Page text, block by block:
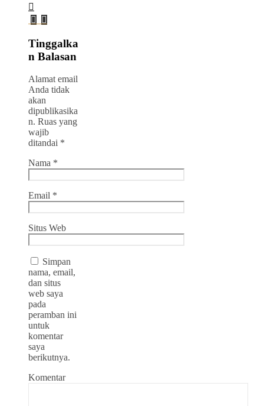
Tinggalka
n Balasan
Alamat email
Anda tidak
akan
dipublikasika
n. Ruas yang
wajib
ditandai *
Nama *
Email *
Situs Web
Simpan
nama, email,
dan situs
web saya
pada
peramban ini
untuk
komentar
saya
berikutnya.
Komentar